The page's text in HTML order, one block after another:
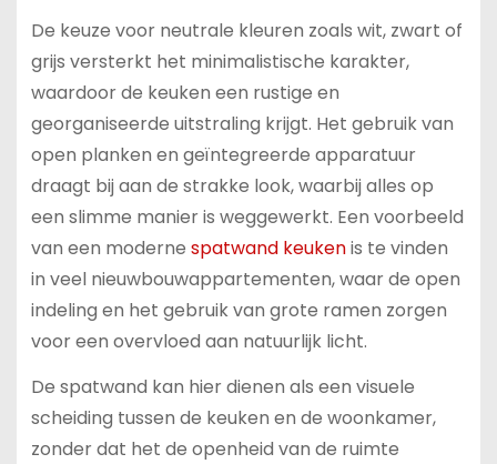
De keuze voor neutrale kleuren zoals wit, zwart of
grijs versterkt het minimalistische karakter,
waardoor de keuken een rustige en
georganiseerde uitstraling krijgt. Het gebruik van
open planken en geïntegreerde apparatuur
draagt bij aan de strakke look, waarbij alles op
een slimme manier is weggewerkt. Een voorbeeld
van een moderne spatwand keukenis te vinden
in veel nieuwbouwappartementen, waar de open
indeling en het gebruik van grote ramen zorgen
voor een overvloed aan natuurlijk licht.
De spatwand kan hier dienen als een visuele
scheiding tussen de keuken en de woonkamer,
zonder dat het de openheid van de ruimte